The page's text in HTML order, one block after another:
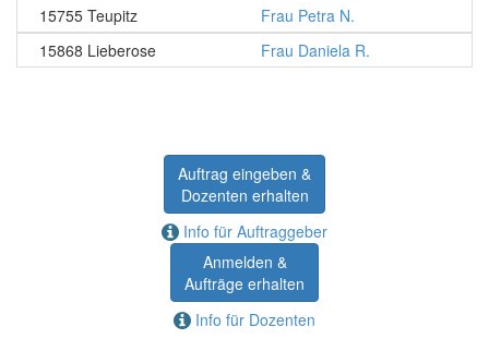
15755 Teupitz
Frau Petra N.
15868 Lieberose
Frau Daniela R.
Auftrag eingeben &
Dozenten erhalten
Info für Auftraggeber
Anmelden &
Aufträge erhalten
Info für Dozenten